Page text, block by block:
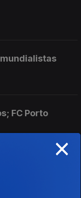
FC Porto
Pedro
×